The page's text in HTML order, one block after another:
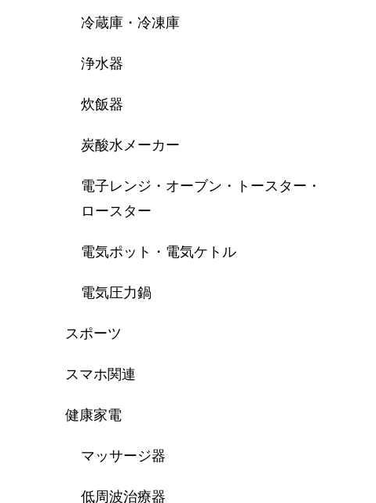
冷蔵庫・冷凍庫
浄水器
炊飯器
炭酸水メーカー
電子レンジ・オーブン・トースター・
ロースター
電気ポット・電気ケトル
電気圧力鍋
スポーツ
スマホ関連
健康家電
マッサージ器
低周波治療器